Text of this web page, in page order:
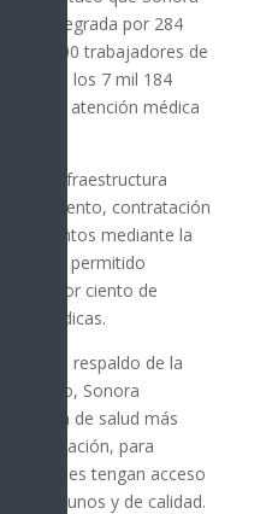
red integrada por 284
mil 300 trabajadores de
a los 7 mil 184
la atención médica
en infraestructura
contratación
mediante la
que ha permitido
al 90 por ciento de
médicas.
con el respaldo de la
Pardo, Sonora
sistema de salud más
la población, para
tengan acceso
oportunos y de calidad.